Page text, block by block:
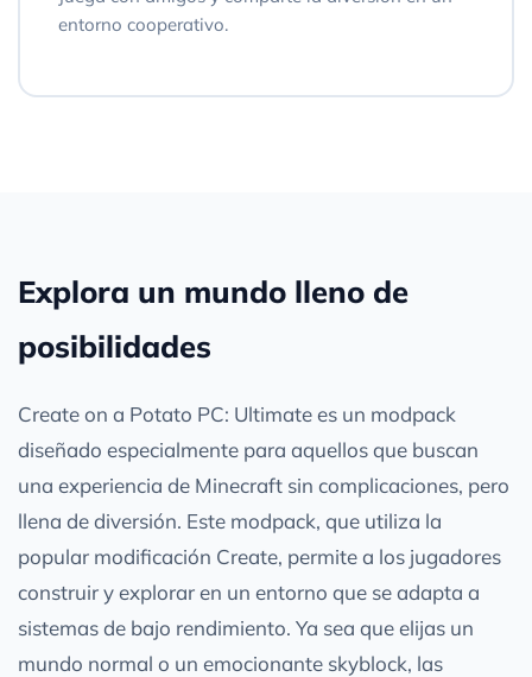
entorno cooperativo.
Explora un mundo lleno de
posibilidades
Create on a Potato PC: Ultimate es un modpack
diseñado especialmente para aquellos que buscan
una experiencia de Minecraft sin complicaciones, pero
llena de diversión. Este modpack, que utiliza la
popular modificación Create, permite a los jugadores
construir y explorar en un entorno que se adapta a
sistemas de bajo rendimiento. Ya sea que elijas un
mundo normal o un emocionante skyblock, las